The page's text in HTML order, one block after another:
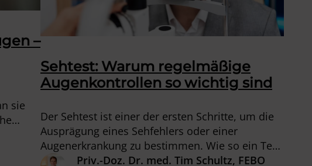
–
sie
Sehtest: Warum regelmäßige
Augenkontrollen so wichtig sind
Der Sehtest ist einer der ersten Schritte, um die
Ausprägung eines Sehfehlers oder einer
Augenerkrankung zu bestimmen. Wie so ein Test
abläuft, welche Varianten es gibt und warum
Priv.-Doz. Dr. med. Tim Schultz, FEBO